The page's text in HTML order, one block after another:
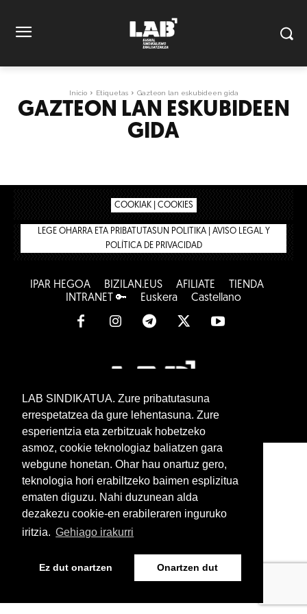
Inicio Etiquetas Gazteon lan eskubideen gida
GAZTEON LAN ESKUBIDEEN
GIDA
COOKIAK | COOKIES
LEGE OHARRA ETA PRIBATUTASUN POLITIKA | AVISO LEGAL Y
POLÍTICA DE PRIVACIDAD
IPAR HEGOA BIZILAN.EUS AFÍLIATE
TIENDA
INTRANET 🔑
Euskera Castellano
www.lab.eus
Euskera
LAB SINDIKATUA. Zure pribatutasuna
errespetatzea da gure lehentasuna. Zure
esperientzia eta zerbitzuak hobetzeko
asmoz, cookie teknologiaz baliatzen gara
webgune honetan. Ohar hau onartuz gero,
teknologia hori erabiltzeko baimen esplizitua
ematen diguzu. Nahi duzunean alda
dezakezu cookie-en erabileraren inguruko
iritzia. Gehiago irakurri
Ez dut onartzen Onartzen dut